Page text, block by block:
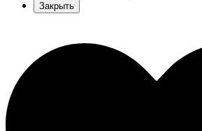
Закрыть